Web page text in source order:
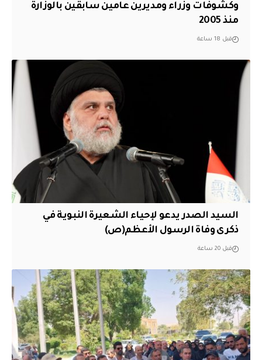
وكشوفات وزراء ومديرين عامين سابقين بالوزارة
منذ 2005
قبل 18 ساعة
السيد الصدر يدعو لإحياء الشعيرة النبوية في
ذكرى وفاة الرسول الأعظم(ص)
قبل 20 ساعة